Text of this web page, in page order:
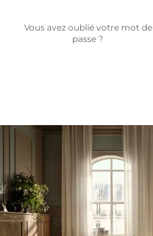
Vous avez oublié votre mot de
passe ?